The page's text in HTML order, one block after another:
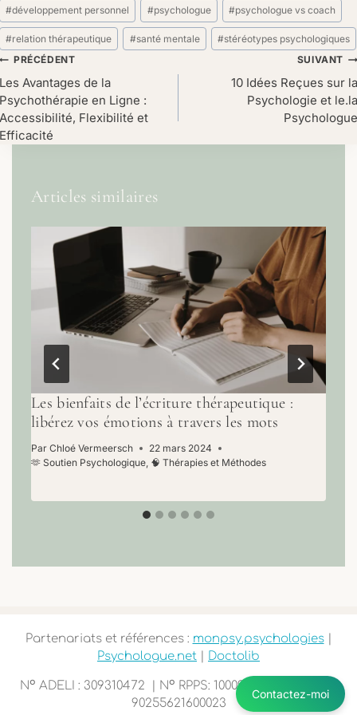
:
#développement personnel #psychologue #psychologue vs coach
#relation thérapeutique #santé mentale #stéréotypes psychologiques
PRÉCÉDENT
Les Avantages de la
Psychothérapie en Ligne :
Accessibilité, Flexibilité et
Efficacité
SUIVANT
10 Idées Reçues sur la
Psychologie et le.la
Psychologue
Articles similaires
Les bienfaits de l’écriture thérapeutique :
libérez vos émotions à travers les mots
Par Chloé Vermeersch
22 mars 2024
🫶 Soutien Psychologique 🧠 Thérapies et Méthodes
Contactez-moi
Partenariats et références : monpsy.psychologies|
Psychologue.net
Doctolib
No ADELI : 309310472 | No RPPS: 10009732032 | SIRET :
90255621600023